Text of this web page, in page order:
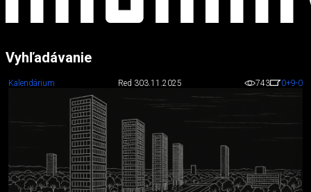
Vyhľadávanie
Kalendárium Red 303.11.2025 743 0+9-0